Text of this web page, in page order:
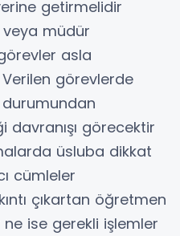
getirmelidir
veya müdür
asla
görevlerde
görecektir
üsluba dikkat
cümleler
çıkartan öğretmen
ise gerekli işlemler